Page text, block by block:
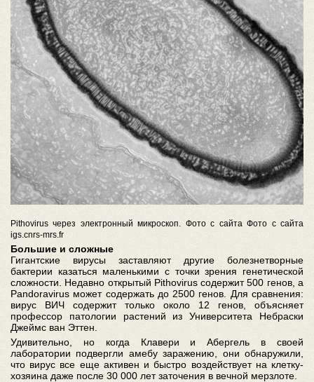
Pithovirus через электронный микроскоп. Фото с сайта Фото с сайта
igs.cnrs-mrs.fr
Большие и сложные
Гигантские вирусы заставляют другие болезнетворные
бактерии казаться маленькими с точки зрения генетической
сложности. Недавно открытый Pithovirus содержит 500 генов, а
Pandoravirus может содержать до 2500 генов. Для сравнения:
вирус ВИЧ содержит только около 12 генов, объясняет
профессор патологии растений из Университета Небраски
Джеймс ван Эттен.
Удивительно, но когда Клавери и Абергель в своей
лаборатории подвергли амебу заражению, они обнаружили,
что вирус все еще активен и быстро воздействует на клетку-
хозяина даже после 30 000 лет заточения в вечной мерзлоте.